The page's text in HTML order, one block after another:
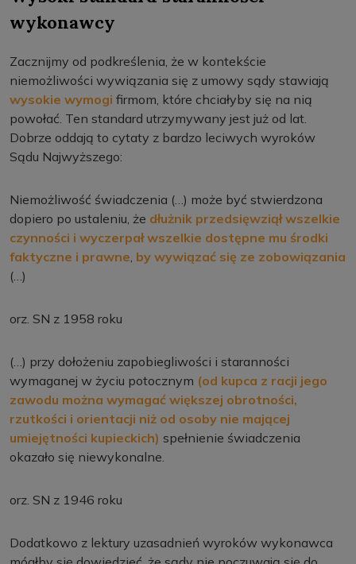
wykonawcy
Zacznijmy od podkreślenia, że w kontekście
niemożliwości wywiązania się z umowy sądy stawiają
wysokie wymogi firmom, które chciałyby się na nią
powołać. Ten standard utrzymywany jest już od lat.
Dobrze oddają to cytaty z bardzo leciwych wyroków
Sądu Najwyższego:
Niemożliwość świadczenia (…) może być stwierdzona
dopiero po ustaleniu, że dłużnik przedsięwziął wszelkie
czynności i wyczerpał wszelkie dostępne mu środki
faktyczne i prawne, by wywiązać się ze zobowiązania
(…)
orz. SN z 1958 roku
(…) przy dołożeniu zapobiegliwości i staranności
wymaganej w życiu potocznym (od kupca z racji jego
zawodu można wymagać większej obrotności,
rzutkości i orientacji niż od osoby nie mającej
umiejętności kupieckich) spełnienie świadczenia
okazało się niewykonalne.
orz. SN z 1946 roku
Dodatkowo z lektury uzasadnień wyroków wykonawca